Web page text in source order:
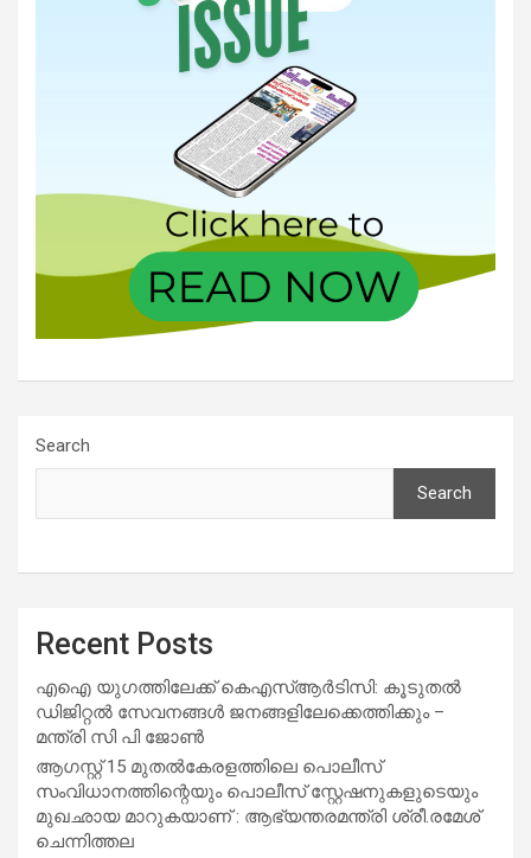
Search
Search
Recent Posts
എഐ യുഗത്തിലേക്ക് കെഎസ്ആർടിസി: കൂടുതൽ
ഡിജിറ്റൽ സേവനങ്ങൾ ജനങ്ങളിലേക്കെത്തിക്കും –
മന്ത്രി സി പി ജോൺ
ആഗസ്റ്റ് 15 മുതല്‍കേരളത്തിലെ പൊലീസ്
സംവിധാനത്തിന്റെയും പൊലീസ് സ്റ്റേഷനുകളുടെയും
മുഖഛായ മാറുകയാണ് : ആഭ്യന്തരമന്ത്രി ശ്രീ.രമേശ്
ചെന്നിത്തല